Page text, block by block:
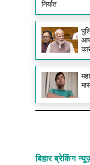
निर्यात
बिहार ब्रेकिंग